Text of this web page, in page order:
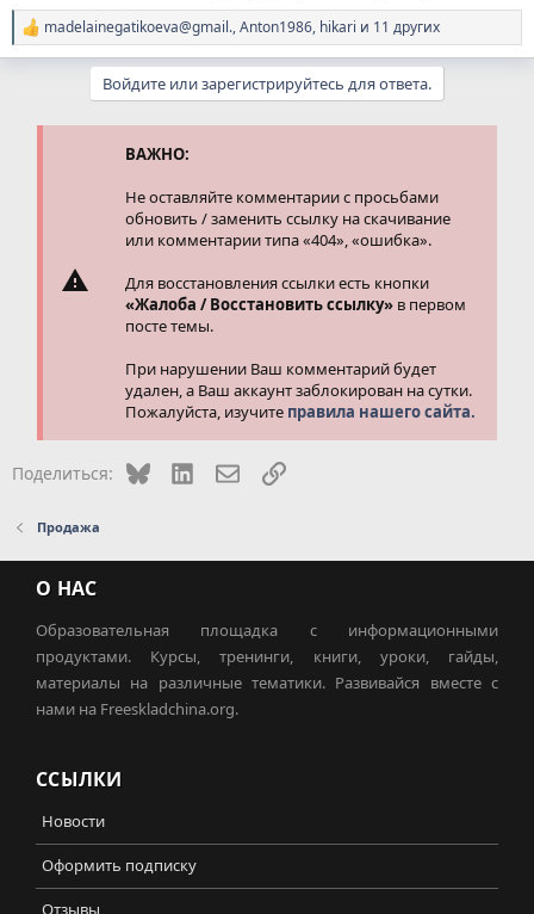
Р
е
madelainegatikoeva@gmail.,Anton1986, hikari и 11 других
Войдите или зарегистрируйтесь для ответа.
ВАЖНО:
Не оставляйте комментарии с просьбами
обновить / заменить ссылку на скачивание
или комментарии типа «404», «ошибка».
Для восстановления ссылки есть кнопки
«Жалоба / Восстановить ссылку» в первом
посте темы.
При нарушении Ваш комментарий будет
удален, а Ваш аккаунт заблокирован на сутки.
Пожалуйста, изучите правила нашего сайта.
Поделиться: Bluesky LinkedInЭлектронная почта
Ссылка
Продажа
О НАС
Образовательная площадка с информационными
продуктами. Курсы, тренинги, книги, уроки, гайды,
материалы на различные тематики. Развивайся вместе с
нами на Freeskladchina.org.
ССЫЛКИ
Новости
Оформить подписку
Отзывы